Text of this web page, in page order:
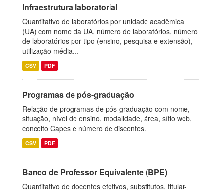
Infraestrutura laboratorial
Quantitativo de laboratórios por unidade acadêmica
(UA) com nome da UA, número de laboratórios, número
de laboratórios por tipo (ensino, pesquisa e extensão),
utilização média...
CSV PDF
Programas de pós-graduação
Relação de programas de pós-graduação com nome,
situação, nível de ensino, modalidade, área, sítio web,
conceito Capes e número de discentes.
CSV PDF
Banco de Professor Equivalente (BPE)
Quantitativo de docentes efetivos, substitutos, titular-